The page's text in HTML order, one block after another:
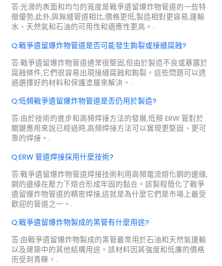
答:光滑的表面和均勻的寬度是戰爭遺留爆炸物管道的一些特
徵優勢,此外,與無縫管道相比,價格更低,製造相對更容易,運輸
水、天然氣和石油的可用性和適應性更高。.
Q:戰爭遺留爆炸物管道是否可能發生鉤裂或接縫腐蝕?
答:戰爭遺留爆炸物管道通常很堅固,但由於製造不良或暴露於
腐蝕條件,它們很容易出現接縫腐蝕和鉤裂。這些問題可以透
過選擇好的材料和保護塗層來解決。.
Q:低頻戰爭遺留爆炸物管道是否仍用於製造?
答:由於技術的進步和高頻焊接方法的發展,低頻 ERW 管對於
關鍵應用來說已經過時,高頻焊接方法可以實現更堅固、更可
靠的焊接。.
Q:ERW 管道焊接採用什麼技術?
答:戰爭遺留爆炸物管道焊接技術利用高頻電流熔化鋼的邊緣,
鋼的邊緣在壓力下熔合形成牢固的黏合。該製程簡化了戰爭
遺留爆炸物管道的精密焊接,這就是為什麼它們是市場上最受
歡迎的管道之一。.
Q:戰爭遺留爆炸物製成的黑管有什麼用途?
答:由戰爭遺留爆炸物製成的黑管最常用於石油和天然氣運輸
以及建築中的其他結構用途。該材料因其強度和低廉的價格
而受到青睞。.